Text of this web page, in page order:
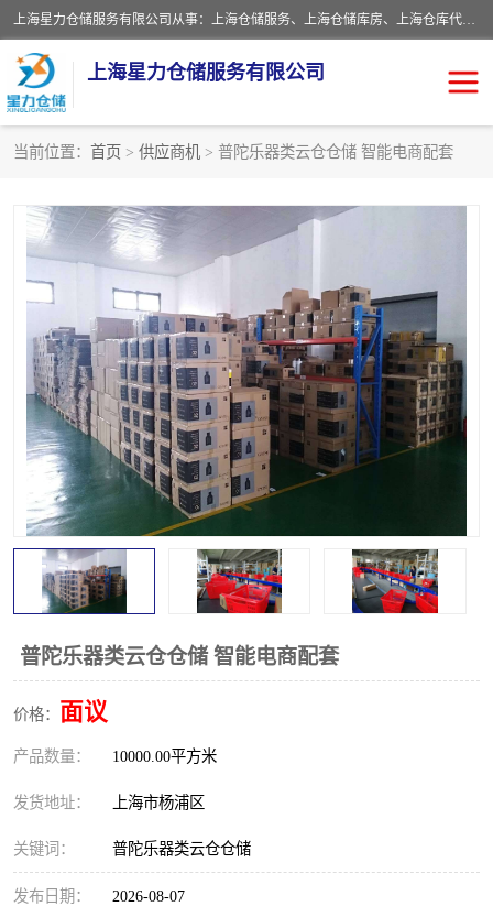
上海星力仓储服务有限公司从事：上海仓储服务、上海仓储库房、上海仓库代运营、上海仓库对外出租、上海仓库外包、上海三方仓储、上海电商仓储代发、上海电商代发货仓库、上海托管仓库、上海仓储配送。上海星力仓储服务有限公司现在拥有100个分仓、10万余平方的标准库房，精炼员工几百名，与几千家客户合作，公司已跻身上海仓储行业前列。欢迎来电咨询！
上海星力仓储服务有限公司
当前位置： 首页 > 供应商机 > 普陀乐器类云仓仓储 智能电商配套
普陀乐器类云仓仓储 智能电商配套
价格： 面议
产品数量： 10000.00平方米
发货地址： 上海市杨浦区
关键词： 普陀乐器类云仓仓储
发布日期： 2026-08-07
上海仓储配送 上海仓库外包
上海仓库代运营 上海托管仓库
上海第三方仓储 上海仓储服务
仓储 上海电商代发货仓库
上海托管仓库